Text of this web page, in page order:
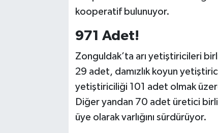
kooperatif bulunuyor.
971 Adet!
Zonguldak’ta arı yetiştiricileri
29 adet, damızlık koyun
yetiştiriciliği 101 adet olmak
Diğer yandan 70 adet üretici
üye olarak varlığını sürdürüyor.